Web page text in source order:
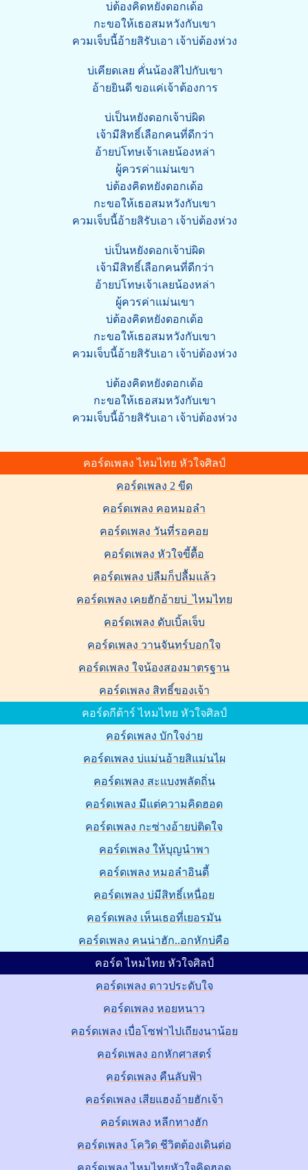
บ่ต้องคิดหยังดอกเด้อ
กะขอให้เธอสมหวังกับเขา
ควมเจ็บนี้อ้ายสิรับเอา เจ้าบ่ต้องห่วง
บ่เคียดเลย คั่นน้องสิไปกับเขา
อ้ายยินดี ขอแค่เจ้าต้องการ
บ่เป็นหยังดอกเจ้าบ่ผิด
เจ้ามีสิทธิ์เลือกคนที่ดีกว่า
อ้ายบ่โทษเจ้าเลยน้องหล่า
ผู้ควรค่าแม่นเขา
บ่ต้องคิดหยังดอกเด้อ
กะขอให้เธอสมหวังกับเขา
ควมเจ็บนี้อ้ายสิรับเอา เจ้าบ่ต้องห่วง
บ่เป็นหยังดอกเจ้าบ่ผิด
เจ้ามีสิทธิ์เลือกคนที่ดีกว่า
อ้ายบ่โทษเจ้าเลยน้องหล่า
ผู้ควรค่าแม่นเขา
บ่ต้องคิดหยังดอกเด้อ
กะขอให้เธอสมหวังกับเขา
ควมเจ็บนี้อ้ายสิรับเอา เจ้าบ่ต้องห่วง
บ่ต้องคิดหยังดอกเด้อ
กะขอให้เธอสมหวังกับเขา
ควมเจ็บนี้อ้ายสิรับเอา เจ้าบ่ต้องห่วง
คอร์ดเพลง ไหมไทย หัวใจศิลป์
คอร์ดเพลง 2 ขีด
คอร์ดเพลง คอหมอลำ
คอร์ดเพลง วันที่รอคอย
คอร์ดเพลง หัวใจขี้ดื้อ
คอร์ดเพลง บ่ลืมก็ปลื้มแล้ว
คอร์ดเพลง เคยฮักอ้ายบ่_ไหมไทย
คอร์ดเพลง ดับเบิ้ลเจ็บ
คอร์ดเพลง วานจันทร์บอกใจ
คอร์ดเพลง ใจน้องสองมาตรฐาน
คอร์ดเพลง สิทธิ์ของเจ้า
คอร์ดกีต้าร์ ไหมไทย หัวใจศิลป์
คอร์ดเพลง บักใจง่าย
คอร์ดเพลง บ่แม่นอ้ายสิแม่นไผ
คอร์ดเพลง สะแบงพลัดถิ่น
คอร์ดเพลง มีแต่ความคิดฮอด
คอร์ดเพลง กะซ่างอ้ายบ่ติดใจ
คอร์ดเพลง ให้บุญนำพา
คอร์ดเพลง หมอลำอินดี้
คอร์ดเพลง บ่มีสิทธิ์เหนื่อย
คอร์ดเพลง เห็นเธอที่เยอรมัน
คอร์ดเพลง คนน่าฮัก..อกหักบ่คือ
คอร์ด ไหมไทย หัวใจศิลป์
คอร์ดเพลง ดาวประดับใจ
คอร์ดเพลง หอยหนาว
คอร์ดเพลง เบื่อโซฟาไปเถียงนาน้อย
คอร์ดเพลง อกหักศาสตร์
คอร์ดเพลง คืนลับฟ้า
คอร์ดเพลง เสียแฮงอ้ายฮักเจ้า
คอร์ดเพลง หลีกทางฮัก
คอร์ดเพลง โควิด ชีวิตต้องเดินต่อ